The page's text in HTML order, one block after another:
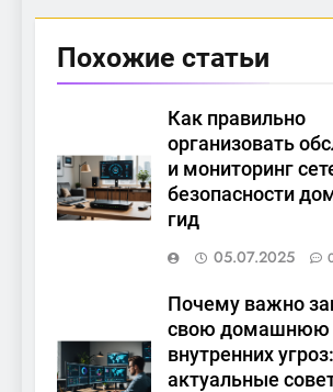
Похожие статьи
Как правильно
организовать
и мониторинг
безопасности
гид
05.07.2025
Почему важно
свою домашнюю
внутренних угроз:
актуальные